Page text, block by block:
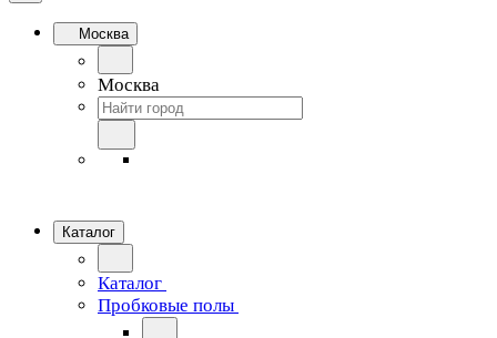
Москва
Москва
Каталог
Каталог
Пробковые полы